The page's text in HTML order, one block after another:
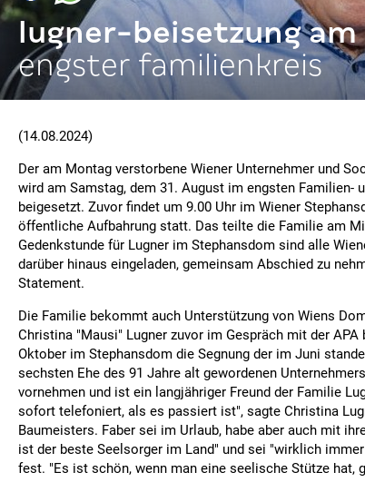
lugner-beisetzung am
engster familienkreis
(14.08.2024)
Der am Montag verstorbene Wiener Unternehmer und
wird am Samstag, dem 31. August im engsten Familien-
beigesetzt. Zuvor findet um 9.00 Uhr im Wiener
öffentliche Aufbahrung statt. Das teilte die Familie am
Gedenkstunde für Lugner im Stephansdom sind alle
darüber hinaus eingeladen, gemeinsam Abschied zu
Statement.
Die Familie bekommt auch Unterstützung von Wiens
Christina "Mausi" Lugner zuvor im Gespräch mit der
Oktober im Stephansdom die Segnung der im Juni
sechsten Ehe des 91 Jahre alt gewordenen
vornehmen und ist ein langjähriger Freund der Familie
sofort telefoniert, als es passiert ist", sagte Christina
Baumeisters. Faber sei im Urlaub, habe aber auch mit
ist der beste Seelsorger im Land" und sei "wirklich
fest. "Es ist schön, wenn man eine seelische Stütze hat,